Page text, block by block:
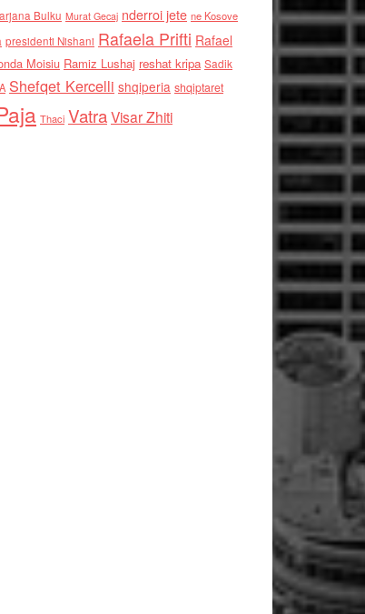
Bulku Murat Gecaj nderroi jete ne Kosove
presidenti Nishani Rafaela Prifti Rafael
Moisiu Ramiz Lushaj reshat kripa Sadik
Shefqet Kercelli shqiperia shqiptaret
Thaci VatraVisar Zhiti